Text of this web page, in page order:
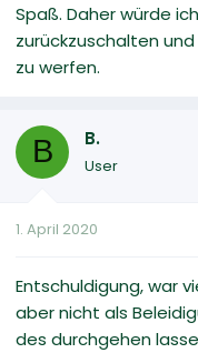
Spaß. Daher würde
zurückzuschalten
zu werfen.
B B.
User
1. April 2020
Entschuldigung, war
aber nicht als
des durchgehen